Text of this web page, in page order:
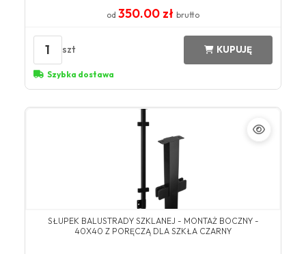
od 350.00 zł brutto
1 szt KUPUJĘ
Szybka dostawa
SŁUPEK BALUSTRADY SZKLANEJ - MONTAŻ BOCZNY -
40X40 Z PORĘCZĄ DLA SZKŁA CZARNY